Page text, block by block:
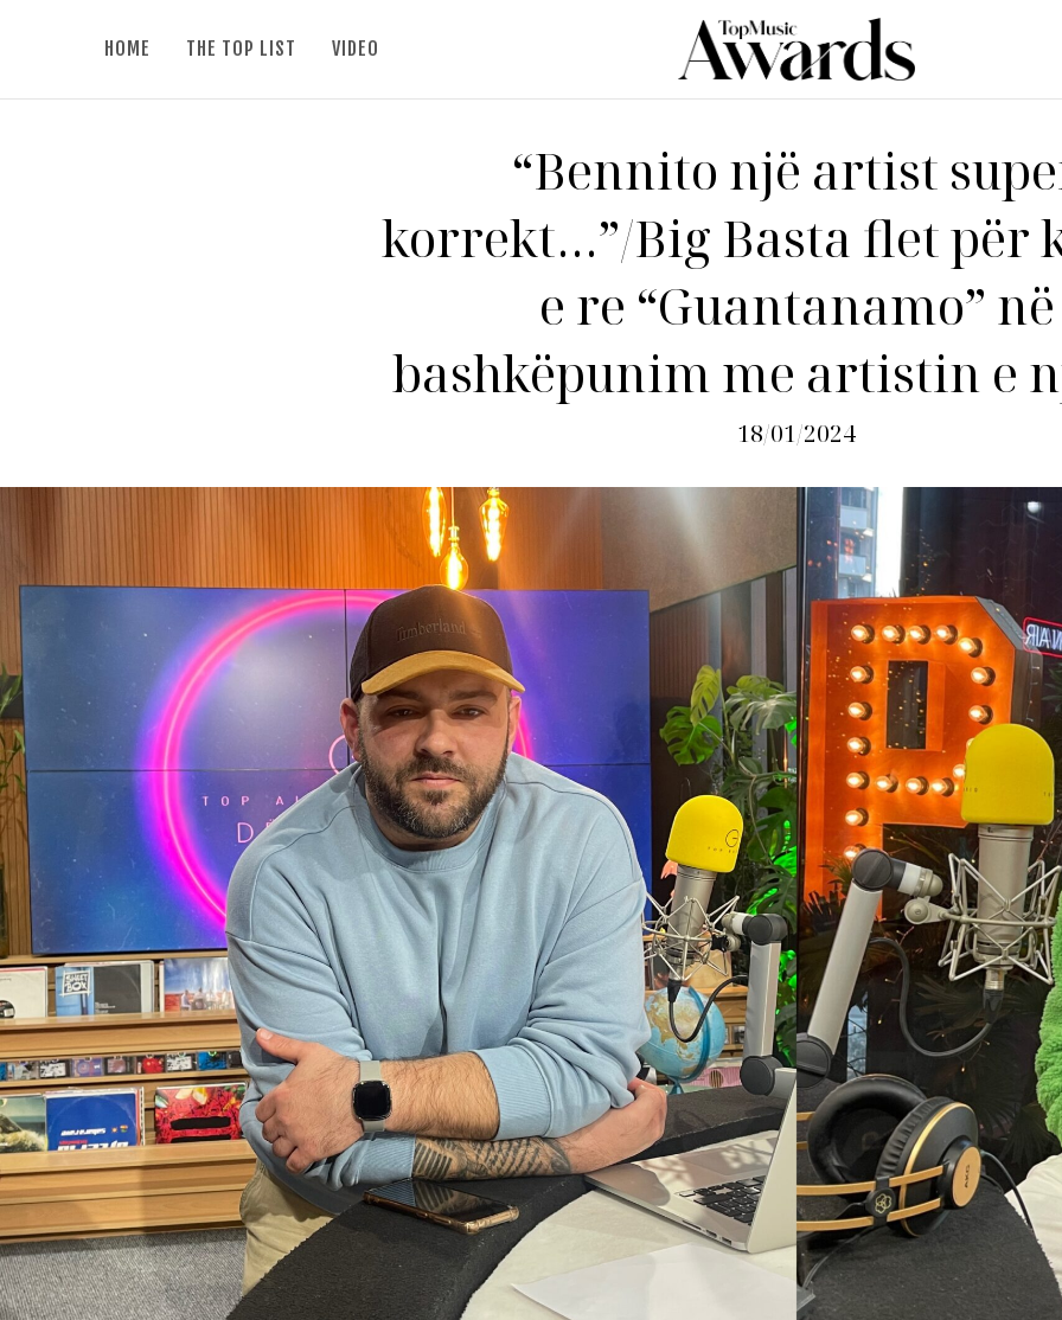
HOME THE TOP LIST VIDEO
“Bennito një artist
korrekt…”/Big Basta flet për
e re “Guantanamo” në
bashkëpunim me artistin e
18/01/2024